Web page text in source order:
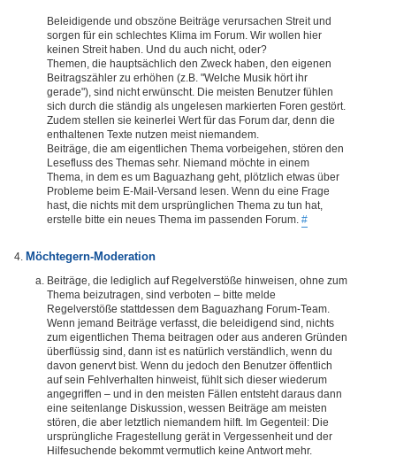
Beleidigende und obszöne Beiträge verursachen Streit und
sorgen für ein schlechtes Klima im Forum. Wir wollen hier
keinen Streit haben. Und du auch nicht, oder?
Themen, die hauptsächlich den Zweck haben, den eigenen
Beitragszähler zu erhöhen (z.B. "Welche Musik hört ihr
gerade"), sind nicht erwünscht. Die meisten Benutzer fühlen
sich durch die ständig als ungelesen markierten Foren gestört.
Zudem stellen sie keinerlei Wert für das Forum dar, denn die
enthaltenen Texte nutzen meist niemandem.
Beiträge, die am eigentlichen Thema vorbeigehen, stören den
Lesefluss des Themas sehr. Niemand möchte in einem
Thema, in dem es um Baguazhang geht, plötzlich etwas über
Probleme beim E-Mail-Versand lesen. Wenn du eine Frage
hast, die nichts mit dem ursprünglichen Thema zu tun hat,
erstelle bitte ein neues Thema im passenden Forum. #
Möchtegern-Moderation
Beiträge, die lediglich auf Regelverstöße hinweisen, ohne zum
Thema beizutragen, sind verboten – bitte melde
Regelverstöße stattdessen dem Baguazhang Forum-Team.
Wenn jemand Beiträge verfasst, die beleidigend sind, nichts
zum eigentlichen Thema beitragen oder aus anderen Gründen
überflüssig sind, dann ist es natürlich verständlich, wenn du
davon genervt bist. Wenn du jedoch den Benutzer öffentlich
auf sein Fehlverhalten hinweist, fühlt sich dieser wiederum
angegriffen – und in den meisten Fällen entsteht daraus dann
eine seitenlange Diskussion, wessen Beiträge am meisten
stören, die aber letztlich niemandem hilft. Im Gegenteil: Die
ursprüngliche Fragestellung gerät in Vergessenheit und der
Hilfesuchende bekommt vermutlich keine Antwort mehr.